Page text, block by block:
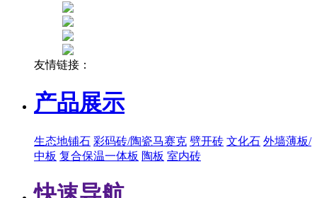
友情链接：
产品展示
生态地铺石 彩码砖/陶瓷马赛克 劈开砖 文化石 外墙薄板/
中板 复合保温一体板 陶板 室内砖